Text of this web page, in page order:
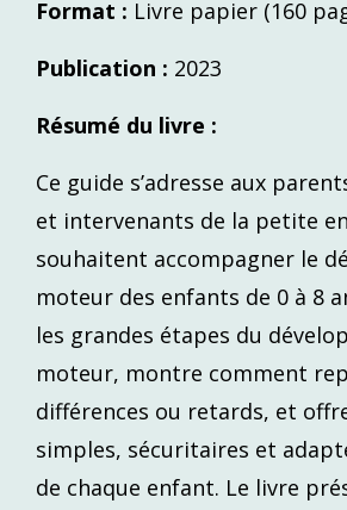
Format : Livre papier (160
Publication : 2023
Résumé du livre :
Ce guide s’adresse aux
et intervenants de la petite
souhaitent accompagner le
moteur des enfants de 0 à 8
les grandes étapes du
moteur, montre comment
différences ou retards, et
simples, sécuritaires et
de chaque enfant. Le livre